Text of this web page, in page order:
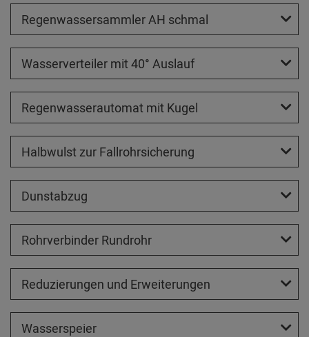
Regenwassersammler AH schmal
Wasserverteiler mit 40° Auslauf
Regenwasserautomat mit Kugel
Halbwulst zur Fallrohrsicherung
Dunstabzug
Rohrverbinder Rundrohr
Reduzierungen und Erweiterungen
Wasserspeier